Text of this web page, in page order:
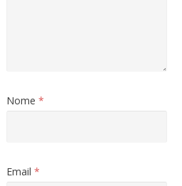
Nome *
Email *